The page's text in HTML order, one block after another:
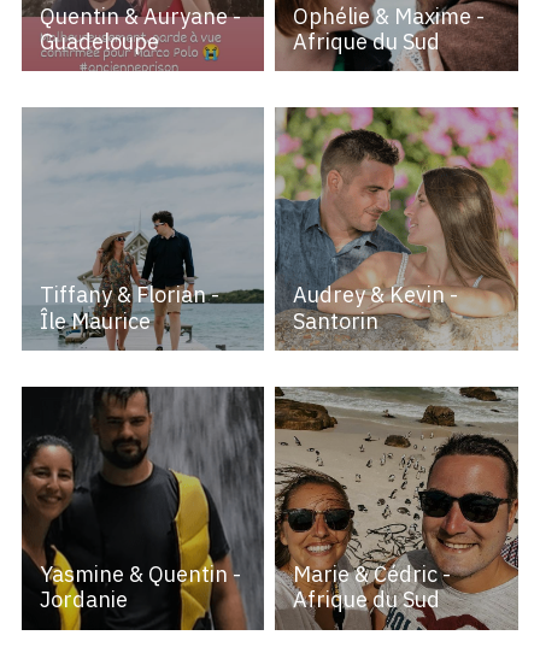
Quentin & Auryane -
Guadeloupe
Ophélie & Maxime -
Afrique du Sud
Tiffany & Florian -
Île Maurice
Audrey & Kevin -
Santorin
Yasmine & Quentin -
Jordanie
Marie & Cédric -
Afrique du Sud